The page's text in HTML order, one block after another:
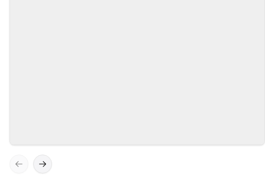
Previous slide
Next slide